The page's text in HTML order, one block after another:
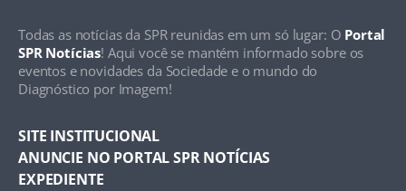
Todas as notícias da SPR reunidas em um só lugar: O Portal
SPR Notícias! Aqui você se mantém informado sobre os
eventos e novidades da Sociedade e o mundo do
Diagnóstico por Imagem!
SITE INSTITUCIONAL
ANUNCIE NO PORTAL SPR NOTÍCIAS
EXPEDIENTE